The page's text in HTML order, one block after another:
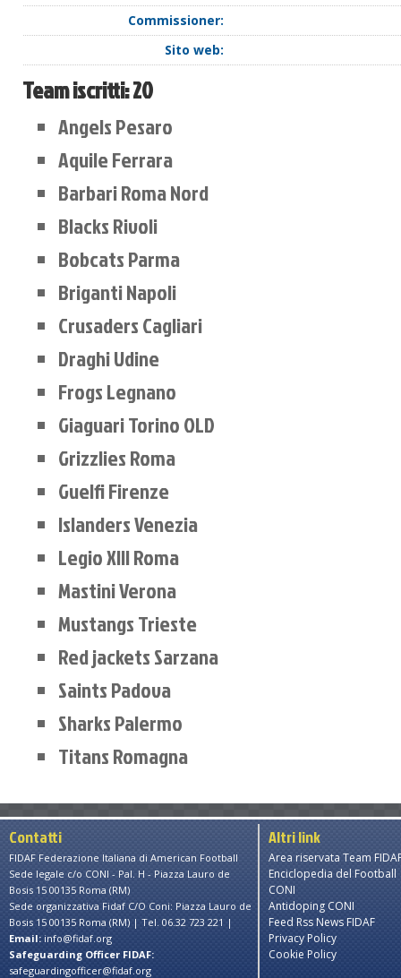
Commissioner:
Sito web:
Team iscritti:20
Angels Pesaro
Aquile Ferrara
Barbari Roma Nord
Blacks Rivoli
Bobcats Parma
Briganti Napoli
Crusaders Cagliari
Draghi Udine
Frogs Legnano
Giaguari Torino OLD
Grizzlies Roma
Guelfi Firenze
Islanders Venezia
Legio XIII Roma
Mastini Verona
Mustangs Trieste
Red jackets Sarzana
Saints Padova
Sharks Palermo
Titans Romagna
Contatti
FIDAF Federazione Italiana di American Football
Sede legale c/o CONI - Pal. H - Piazza Lauro de
Bosis 15 00135 Roma (RM)
Sede organizzativa Fidaf C/O Coni: Piazza Lauro de
Bosis 15 00135 Roma (RM) | Tel. 06.32 723 221 |
Email: info@fidaf.org
Safeguarding Officer FIDAF:
safeguardingofficer@fidaf.org
Altri link
Area riservata Team
Enciclopedia del Football
CONI
Antidoping CONI
Feed Rss News FIDAF
Privacy Policy
Cookie Policy